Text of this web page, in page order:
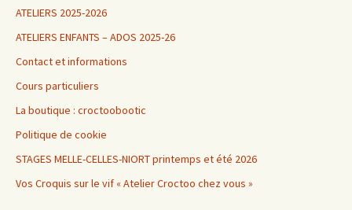
ATELIERS 2025-2026
ATELIERS ENFANTS – ADOS 2025-26
Contact et informations
Cours particuliers
La boutique : croctoobootic
Politique de cookie
STAGES MELLE-CELLES-NIORT printemps et été 2026
Vos Croquis sur le vif « Atelier Croctoo chez vous »